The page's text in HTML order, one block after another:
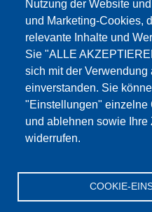
Nutzung der Website
und Marketing-Cookies,
relevante Inhalte und
Sie "ALLE
sich mit der Verwendung
einverstanden. Sie
"Einstellungen" einzelne
und ablehnen sowie Ihre
widerrufen.
COOKIE-
Cookies nicht
NUR DIE
Alle